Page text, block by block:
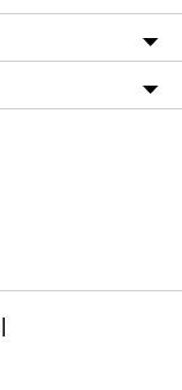
|